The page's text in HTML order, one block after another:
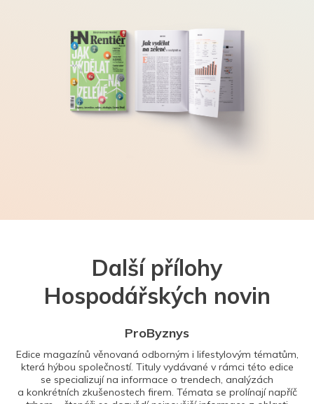
Další přílohy
Hospodářských novin
ProByznys
Edice magazínů věnovaná odborným i lifestylovým tématům,
která hýbou společností. Tituly vydávané v rámci této edice
se specializují na informace o trendech, analýzách
a konkrétních zkušenostech firem. Témata se prolínají napříč